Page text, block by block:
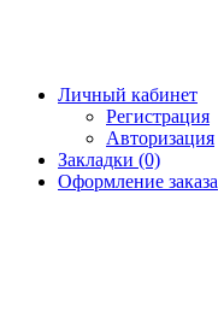
Личный кабинет
Регистрация
Авторизация
Закладки (0)
Оформление заказа